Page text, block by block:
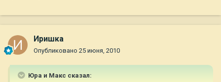
Иришка
Опубликовано 25 июня, 2010
Юра и Макс сказал: